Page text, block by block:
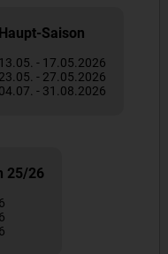
Haupt-Saison
13.05. - 17.05.2026
23.05. - 27.05.2026
04.07. - 31.08.2026
25/26